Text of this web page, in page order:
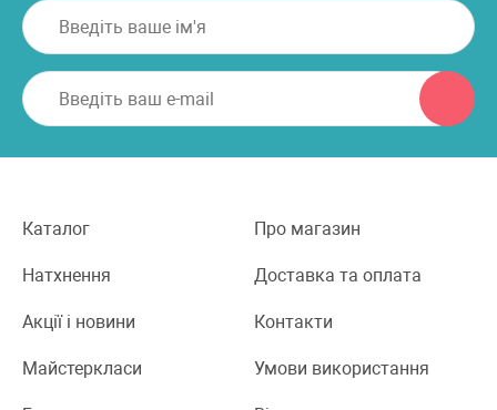
Каталог Про магазин
Натхнення Доставка та оплата
Акції і новини Контакти
Майстеркласи Умови використання